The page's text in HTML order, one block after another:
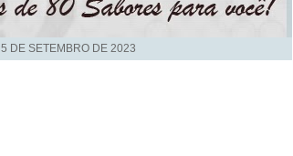
5 DE SETEMBRO DE 2023